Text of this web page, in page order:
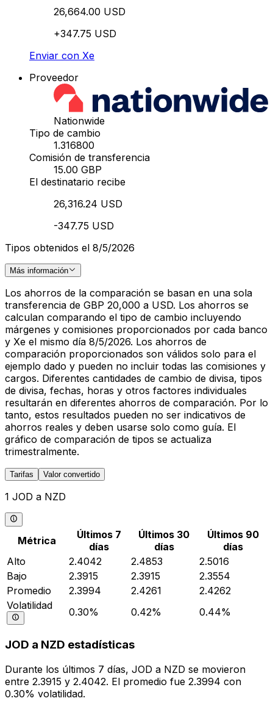
26,664.00 USD
+347.75 USD
Enviar con Xe
Proveedor
Nationwide
Tipo de cambio
1.316800
Comisión de transferencia
15.00 GBP
El destinatario recibe
26,316.24 USD
-347.75 USD
Tipos obtenidos el 8/5/2026
Más información
Los ahorros de la comparación se basan en una sola
transferencia de GBP 20,000 a USD. Los ahorros se
calculan comparando el tipo de cambio incluyendo
márgenes y comisiones proporcionados por cada banco
y Xe el mismo día 8/5/2026. Los ahorros de
comparación proporcionados son válidos solo para el
ejemplo dado y pueden no incluir todas las comisiones y
cargos. Diferentes cantidades de cambio de divisa, tipos
de divisa, fechas, horas y otros factores individuales
resultarán en diferentes ahorros de comparación. Por lo
tanto, estos resultados pueden no ser indicativos de
ahorros reales y deben usarse solo como guía. El
gráfico de comparación de tipos se actualiza
trimestralmente.
Tarifas Valor convertido
1 JOD a NZD
Métrica
Últimos 7
días
Últimos 30
días
Últimos 90
días
Alto
2.4042 2.4853
2.5016
Bajo
2.3915 2.3915
2.3554
Promedio
2.3994 2.4261
2.4262
Volatilidad
0.30% 0.42% 0.44%
JOD a NZD estadísticas
Durante los últimos 7 días, JOD a NZD se movieron
entre 2.3915 y 2.4042. El promedio fue 2.3994 con
0.30% volatilidad.